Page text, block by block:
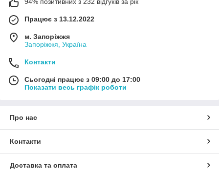
Працює з 13.12.2022
м. Запоріжжя
Запоріжжя, Україна
Контакти
Сьогодні працює з 09:00 до 17:00
Показати весь графік роботи
Про нас
Контакти
Доставка та оплата